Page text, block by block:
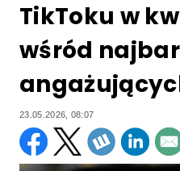
TikToku w
wśród
23.05.2026, 08:07